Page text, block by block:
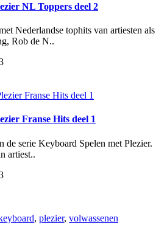
NL Toppers deel 2
Nederlandse tophits van artiesten als
Rob de N..
Franse Hits deel 1
serie Keyboard Spelen met Plezier.
artiest..
, plezier, volwassenen